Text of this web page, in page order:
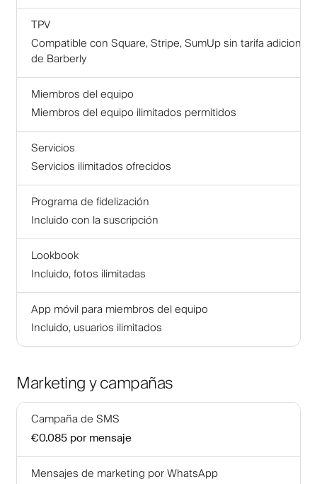
TPV
Compatible con Square, Stripe, SumUp sin tarifa adicional
de Barberly
Miembros del equipo
Miembros del equipo ilimitados permitidos
Servicios
Servicios ilimitados ofrecidos
Programa de fidelización
Incluido con la suscripción
Lookbook
Incluido, fotos ilimitadas
App móvil para miembros del equipo
Incluido, usuarios ilimitados
Marketing y campañas
Campaña de SMS
€0.085 por mensaje
Mensajes de marketing por WhatsApp